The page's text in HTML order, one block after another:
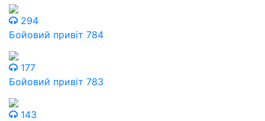
294
Бойовий привіт 784
177
Бойовий привіт 783
143